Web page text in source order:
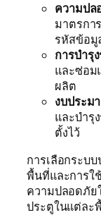
ความปล
มาตรกา
รหัสข้อมู
การบำรุ
และซ่อม
ผลิต
งบประม
และบำรุ
ตั้งไว้
การเลือกระบ
พื้นที่และการใ
ความปลอดภัย
ประตูในแต่ละ